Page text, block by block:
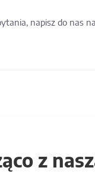
napisz do nas na
z